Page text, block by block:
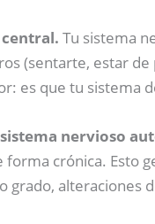
Tu sistema
(sentarte, estar
es que tu sistema
nervioso
forma crónica. Esto
grado, alteraciones